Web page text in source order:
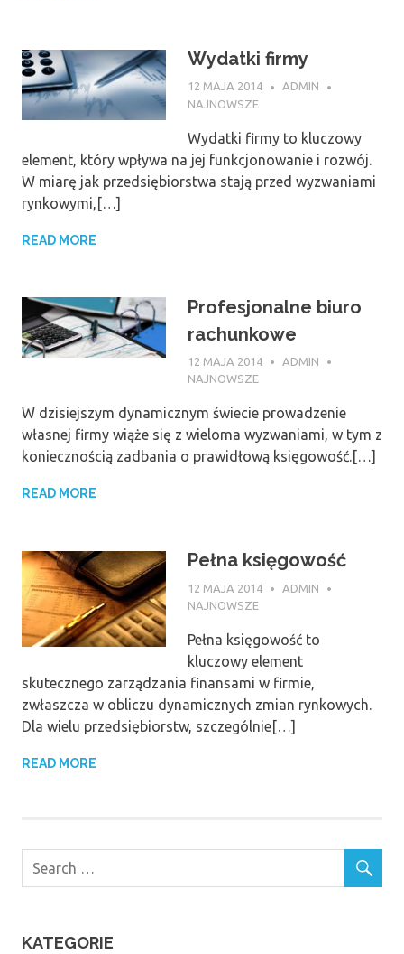
Wydatki firmy
12 MAJA 2014
ADMIN
NAJNOWSZE
Wydatki firmy to kluczowy
element, który wpływa na jej funkcjonowanie i rozwój.
W miarę jak przedsiębiorstwa stają przed wyzwaniami
rynkowymi,[…]
READ MORE
Profesjonalne biuro
rachunkowe
12 MAJA 2014
ADMIN
NAJNOWSZE
W dzisiejszym dynamicznym świecie prowadzenie
własnej firmy wiąże się z wieloma wyzwaniami, w tym z
koniecznością zadbania o prawidłową księgowość.[…]
READ MORE
Pełna księgowość
12 MAJA 2014
ADMIN
NAJNOWSZE
Pełna księgowość to
kluczowy element
skutecznego zarządzania finansami w firmie,
zwłaszcza w obliczu dynamicznych zmian rynkowych.
Dla wielu przedsiębiorstw, szczególnie[…]
READ MORE
KATEGORIE